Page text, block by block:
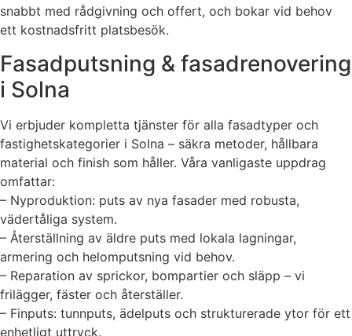
snabbt med rådgivning och offert, och bokar vid behov
ett kostnadsfritt platsbesök.
Fasadputsning & fasadrenovering
i Solna
Vi erbjuder kompletta tjänster för alla fasadtyper och
fastighetskategorier i Solna – säkra metoder, hållbara
material och finish som håller. Våra vanligaste uppdrag
omfattar:
– Nyproduktion: puts av nya fasader med robusta,
vädertåliga system.
– Återställning av äldre puts med lokala lagningar,
armering och helomputsning vid behov.
– Reparation av sprickor, bompartier och släpp – vi
frilägger, fäster och återställer.
– Finputs: tunnputs, ädelputs och strukturerade ytor för ett
enhetligt uttryck.